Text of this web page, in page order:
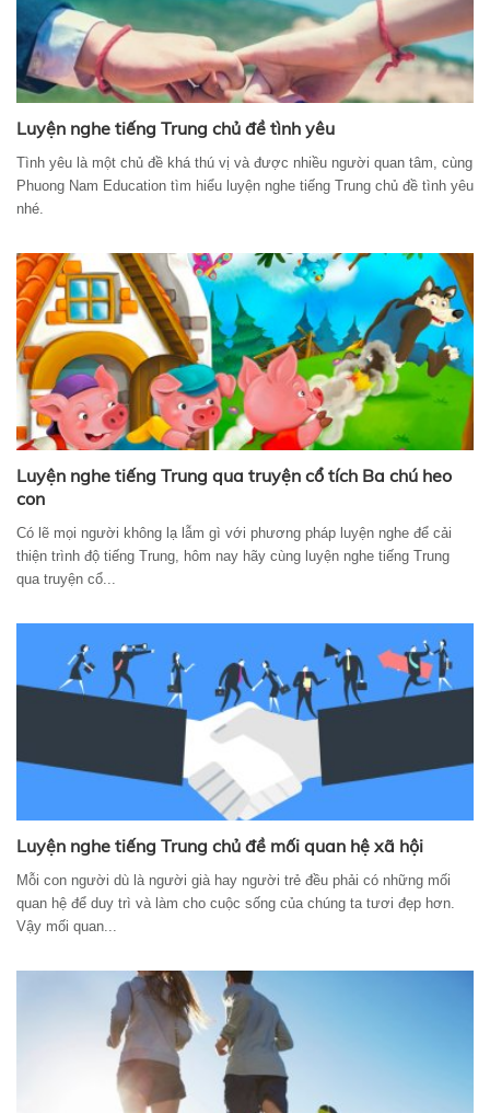
Luyện nghe tiếng Trung chủ đề tình yêu
Tình yêu là một chủ đề khá thú vị và được nhiều người quan tâm, cùng
Phuong Nam Education tìm hiểu luyện nghe tiếng Trung chủ đề tình yêu
nhé.
Luyện nghe tiếng Trung qua truyện cổ tích Ba chú heo
con
Có lẽ mọi người không lạ lẫm gì với phương pháp luyện nghe để cải
thiện trình độ tiếng Trung, hôm nay hãy cùng luyện nghe tiếng Trung
qua truyện cổ...
Luyện nghe tiếng Trung chủ đề mối quan hệ xã hội
Mỗi con người dù là người già hay người trẻ đều phải có những mối
quan hệ để duy trì và làm cho cuộc sống của chúng ta tươi đẹp hơn.
Vậy mối quan...